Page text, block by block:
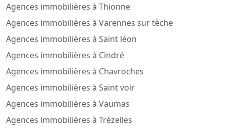
Agences immobilières à Thionne
Agences immobilières à Varennes sur tèche
Agences immobilières à Saint léon
Agences immobilières à Cindré
Agences immobilières à Chavroches
Agences immobilières à Saint voir
Agences immobilières à Vaumas
Agences immobilières à Trézelles